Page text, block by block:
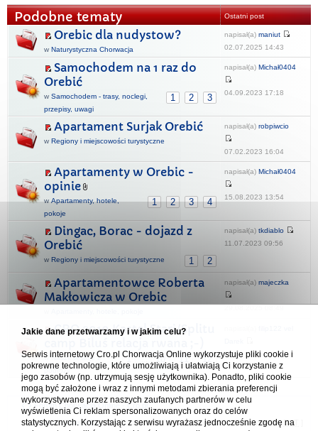
Podobne tematy Ostatni post
Orebic dla nudystow?
w Naturystyczna Chorwacja
napisał(a) maniut
02.07.2025 14:43
Samochodem na 1 raz do
Orebić
1 2 3
w Samochodem - trasy, noclegi,
przepisy, uwagi
napisał(a) Michał0404
04.09.2023 17:18
Apartament Surjak Orebić
w Regiony i miejscowości turystyczne
napisał(a) robpiwcio
07.02.2023 16:04
Apartamenty w Orebic -
opinie
1 2 3 4
wApartamenty, hotele,
pokoje
napisał(a) Michał0404
15.08.2023 13:54
Dingac, Borac - dojazd z
Orebić
1 2
w Regiony i miejscowości turystyczne
napisał(a) tkdiablo
11.07.2023 09:56
Apartamentowce Roberta
Makłowicza w Orebic
napisał(a) majeczka
CRO 2010 Kastel Stari/Splitu
1 ... 10 11 12
wNasze relacje z
podróży
13.06.2025 17:49
Forum Chorwacja Online - Cro.pl
Usuń ciasteczka• Strefa czasowa: UTC + 1 (Polska - czas zimowy) [ DST
Jakie dane przetwarzamy i w jakim celu?
Serwis internetowy Cro.pl Chorwacja Online wykorzystuje pliki cookie i
pokrewne technologie, które umożliwiają i ułatwiają Ci korzystanie z
jego zasobów (np. utrzymują sesję użytkownika). Ponadto, pliki cookie
mogą być założone i wraz z innymi metodami zbierania preferencji
wykorzystywane przez naszych zaufanych partnerów w celu
wyświetlenia Ci reklam spersonalizowanych oraz do celów
statystycznych. Korzystając z serwisu wyrażasz jednocześnie zgodę na